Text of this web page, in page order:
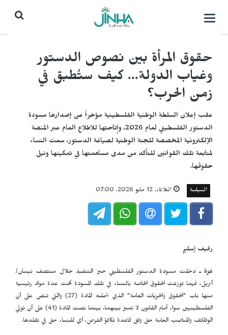
التحكم
حقوق المرأة بين نصوص الدستور
وغياب الدولة... كيف ستُطبق في
زمن الحرب؟
عقب إعلان السلطة الوطنية الفلسطينية مؤخراً عن إصدارها مسودة
الدستور الفلسطيني لعام 2026، وإتاحتها للاطلاع العام عبر المنصة
الإلكترونية المخصصة للجنة الوطنية لصياغة الدستور، سعت النساء
لمتابعة تلك القوانين للتأكد من مدى مساهمتها في تمكينها ونيل
حقوقها.
السياسة الثلاثاء, 12 مايو 2026, 07:00
رفيف إسليم
غزة ـ دخلت مسودة الدستور الفلسطيني حيز التنفيذ خلال منتصف نيسان/
أبريل، فيما توزعت الحقوق الخاصة بالنساء في تلك المسودة تحت عدة مواد رئيسية
منها باب "الحقوق والحريات العامة" الذي شملته المادة (27) والتي تنص على أن
الفلسطينيين سواء أمام القانون لا تميز بينهما، بينما نصت المادة (41) على أن تولي
الوظائف والمناصب العامة حق وفق قاعدة تكافؤ الفرص، أي للنساء حق في تقلدها.